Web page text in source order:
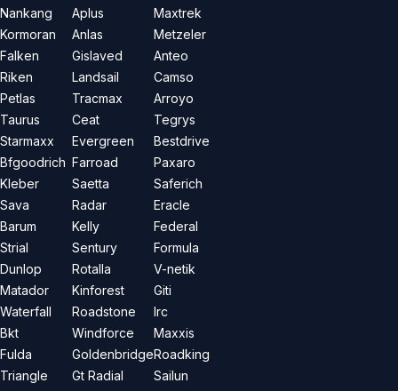
Nankang
Kormoran
Falken
Riken
Petlas
Taurus
Starmaxx
Bfgoodrich
Kleber
Sava
Barum
Strial
Dunlop
Matador
Waterfall
Bkt
Fulda
Triangle
Aplus
Anlas
Gislaved
Landsail
Tracmax
Ceat
Evergreen
Farroad
Saetta
Radar
Kelly
Sentury
Rotalla
Kinforest
Roadstone
Windforce
Goldenbridge
Gt Radial
Maxtrek
Metzeler
Anteo
Camso
Arroyo
Tegrys
Bestdrive
Paxaro
Saferich
Eracle
Federal
Formula
V-netik
Giti
Irc
Maxxis
Roadking
Sailun